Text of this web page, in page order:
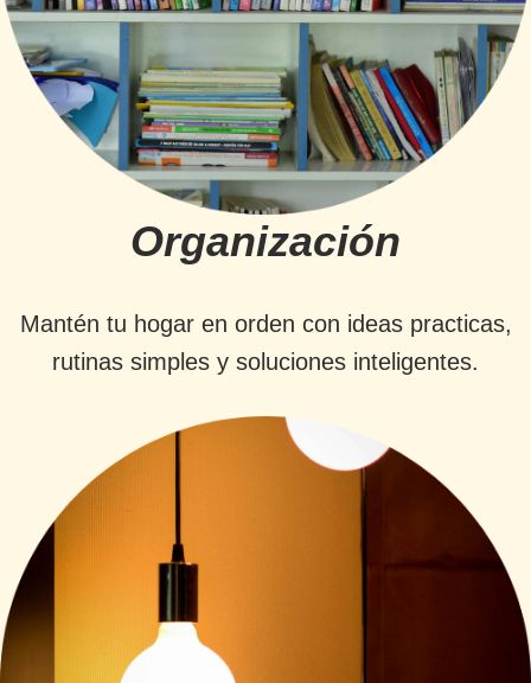
Organización
Mantén tu hogar en orden con ideas practicas,
rutinas simples y soluciones inteligentes.